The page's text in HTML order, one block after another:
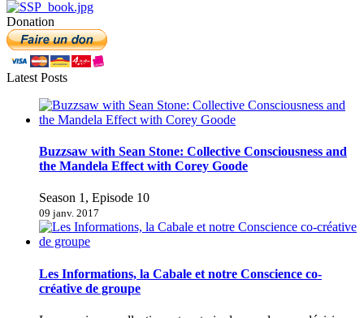
Donation
Latest Posts
Buzzsaw with Sean Stone: Collective Consciousness and
the Mandela Effect with Corey Goode
Season 1, Episode 10
09 janv. 2017
Les Informations, la Cabale et notre Conscience co-
créative de groupe